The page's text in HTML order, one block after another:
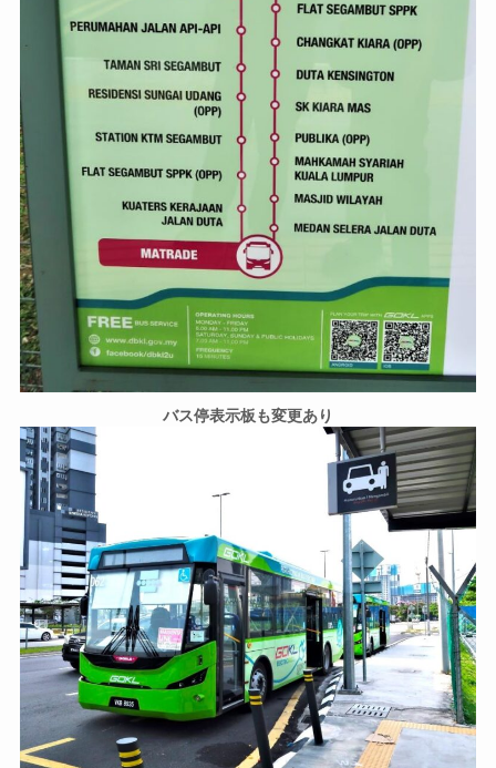
バス停表示板も変更あり